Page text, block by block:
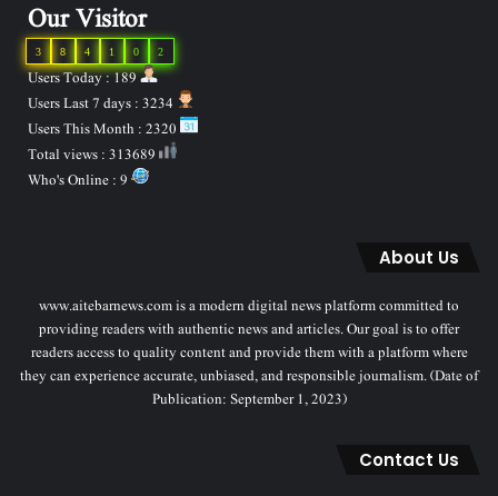
Our Visitor
2
0
1
4
8
3
Users Today : 189
About Us
www.aitebarnews.com is a modern digital news platform committed to
providing readers with authentic news and articles. Our goal is to offer
readers access to quality content and provide them with a platform where
they can experience accurate, unbiased, and responsible journalism. (Date of
Publication: September 1, 2023)
Contact Us